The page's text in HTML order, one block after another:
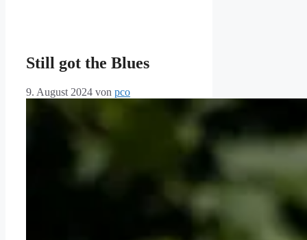
Still got the Blues
9. August 2024 von pco